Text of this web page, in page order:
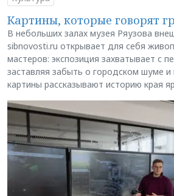
Картины, которые говорят
В небольших залах музея Ряузова
sibnovosti.ru открывает для себя
мастеров: экспозиция захватывает с
заставляя забыть о городском шуме и
картины рассказывают историю края